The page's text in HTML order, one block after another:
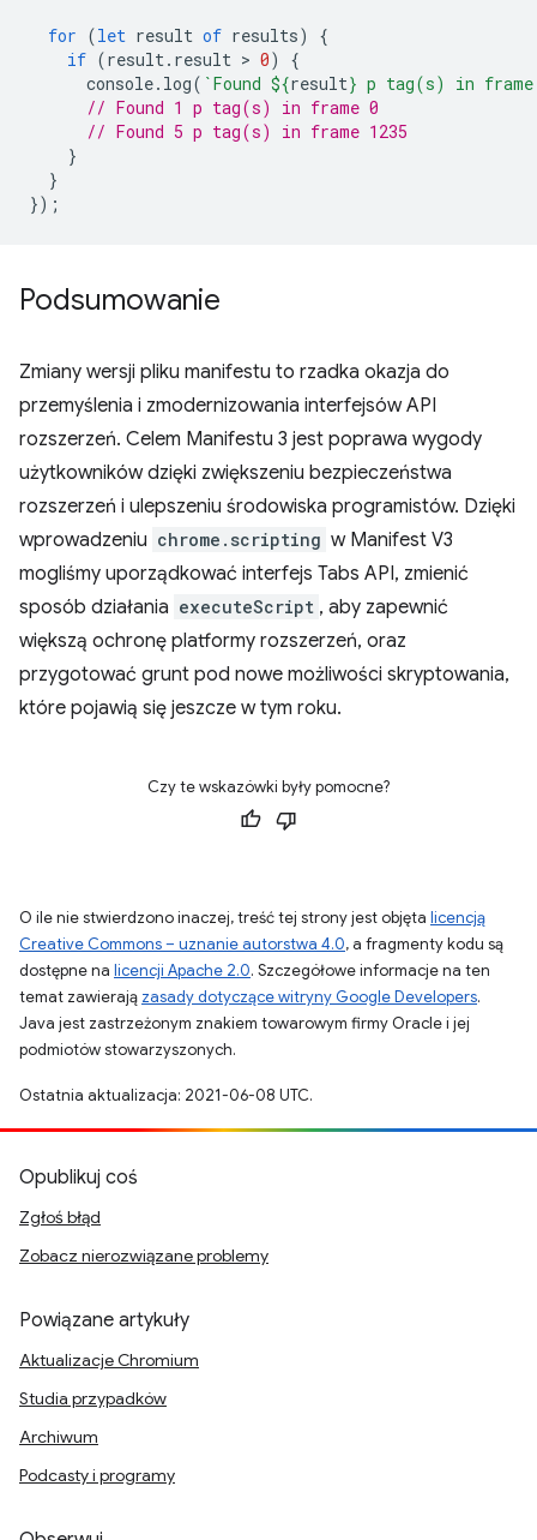
for (let result of results)
{
if (result. result > 0)
{
console. log( `Found ${result} p tag(s) in
// Found 1 p tag(s) in frame 0
// Found 5 p tag(s) in frame 1235
}
}
});
Podsumowanie
Zmiany wersji pliku manifestu to rzadka okazja do
przemyślenia i zmodernizowania interfejsów API
rozszerzeń. Celem Manifestu 3 jest poprawa wygody
użytkowników dzięki zwiększeniu bezpieczeństwa
rozszerzeń i ulepszeniu środowiska programistów. Dzięki
wprowadzeniu chrome.scripting w Manifest V3
mogliśmy uporządkować interfejs Tabs API, zmienić
sposób działania executeScript , aby zapewnić
większą ochronę platformy rozszerzeń, oraz
przygotować grunt pod nowe możliwości skryptowania,
które pojawią się jeszcze w tym roku.
Czy te wskazówki były pomocne?
O ile nie stwierdzono inaczej, treść tej strony jest objęta licencją
Creative Commons – uznanie autorstwa 4.0, a fragmenty kodu są
dostępne na licencji Apache 2.0. Szczegółowe informacje na ten
temat zawierają zasady dotyczące witryny Google Developers.
Java jest zastrzeżonym znakiem towarowym firmy Oracle i jej
podmiotów stowarzyszonych.
Ostatnia aktualizacja: 2021-06-08 UTC.
Opublikuj coś
Zgłoś błąd
Zobacz nierozwiązane problemy
Powiązane artykuły
Aktualizacje Chromium
Studia przypadków
Archiwum
Podcasty i programy